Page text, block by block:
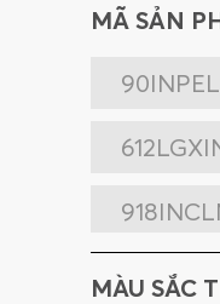
MÃ SẢN
MÀU SẮC